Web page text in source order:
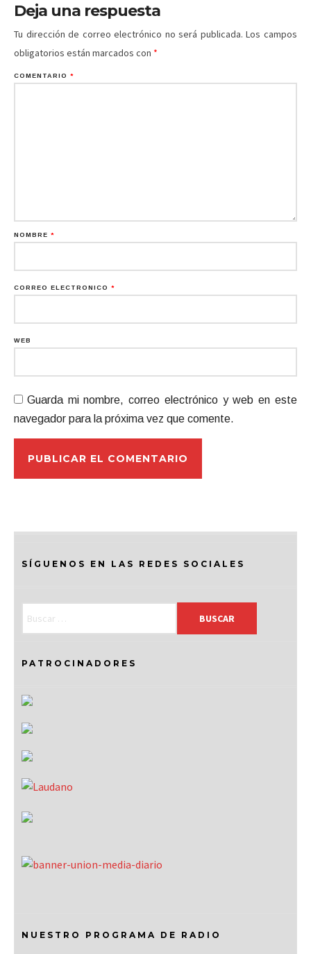
Deja una respuesta
Tu dirección de correo electrónico no será publicada. Los campos
obligatorios están marcados con *
COMENTARIO *
NOMBRE *
CORREO ELECTRÓNICO *
WEB
Guarda mi nombre, correo electrónico y web en este
navegador para la próxima vez que comente.
SÍGUENOS EN LAS REDES SOCIALES
PATROCINADORES
NUESTRO PROGRAMA DE RADIO